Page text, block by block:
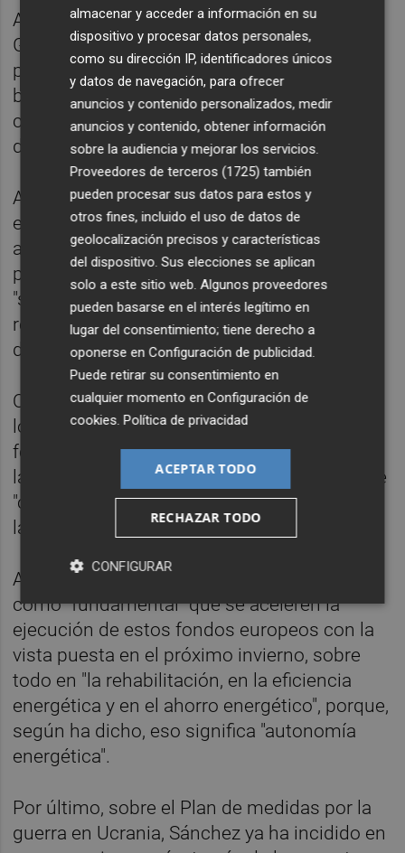
Asimismo, Sánchez ha explicado que el
Gobierno lleva a esta cumbre con los
presidentes autonómicos una propuesta
basada en cuatro ejes, relacionados todos
con la crisis provocada por la invasión rusa
de Ucrania.
Además de la unidad en la respuesta
energética en Bruselas, Sánchez ha
adelantado que también pedirá a los
presidentes autonómicos organizar la
"solidaridad" sobre la acogida de los
refugiados ucranianos, como ya se
demostró con Afganistán.
Otro de los ejes que Sánchez abordará con
los mandatarios autonómicos serán los
fondos europeos, pidiendo que "se deje a un
lado la lucha partidista" y reclamando que se
"conviertan en un elemento para consolidar
la recuperación económica".
Al hilo, el jefe del Ejecutivo ha señalado
como "fundamental" que se aceleren la
ejecución de estos fondos europeos con la
vista puesta en el próximo invierno, sobre
todo en "la rehabilitación, en la eficiencia
energética y en el ahorro energético", porque,
según ha dicho, eso significa "autonomía
energética".
Por último, sobre el Plan de medidas por la
guerra en Ucrania, Sánchez ya ha incidido en
almacenar y acceder a información en su
dispositivo y procesar datos personales,
como su dirección IP, identificadores únicos
y datos de navegación, para ofrecer
anuncios y contenido personalizados, medir
anuncios y contenido, obtener información
sobre la audiencia y mejorar los servicios.
Proveedores de terceros (1725) también
pueden procesar sus datos para estos y
otros fines, incluido el uso de datos de
geolocalización precisos y características
del dispositivo. Sus elecciones se aplican
solo a este sitio web. Algunos proveedores
pueden basarse en el interés legítimo en
lugar del consentimiento; tiene derecho a
oponerse enConfiguración de publicidad
Puede retirar su consentimiento en
cualquier momento enConfiguración de
cookies .Política de privacidad
ACEPTAR TODO
RECHAZAR TODO
CONFIGURAR